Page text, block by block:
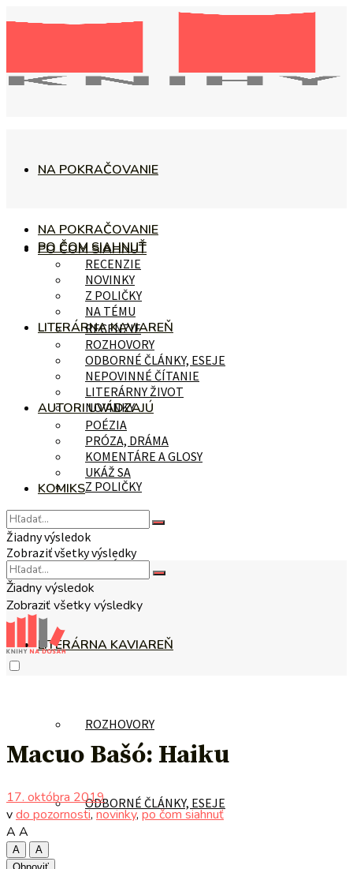
NA POKRAČOVANIE
PO ČOM SIAHNUŤ
RECENZIE
NOVINKY
Z POLIČKY
NA TÉMU
LITERÁRNA KAVIAREŇ
ROZHOVORY
ODBORNÉ ČLÁNKY, ESEJE
NA POKRAČOVANIE
PO ČOM SIAHNUŤ
RECENZIE
NOVINKY
Z POLIČKY
NA TÉMU
LITERÁRNA KAVIAREŇ
ROZHOVORY
ODBORNÉ ČLÁNKY, ESEJE
NEPOVINNÉ ČÍTANIE
LITERÁRNY ŽIVOT
AUTORI UVÁDZAJÚ
POÉZIA
PRÓZA, DRÁMA
KOMENTÁRE A GLOSY
UKÁŽ SA
KOMIKS
Žiadny výsledok
Zobraziť všetky výsledky
Žiadny výsledok
Zobraziť všetky výsledky
Macuo Bašó: Haiku
17. októbra 2019
vdo pozornosti,novinky,po čom siahnuť
A A
A
A